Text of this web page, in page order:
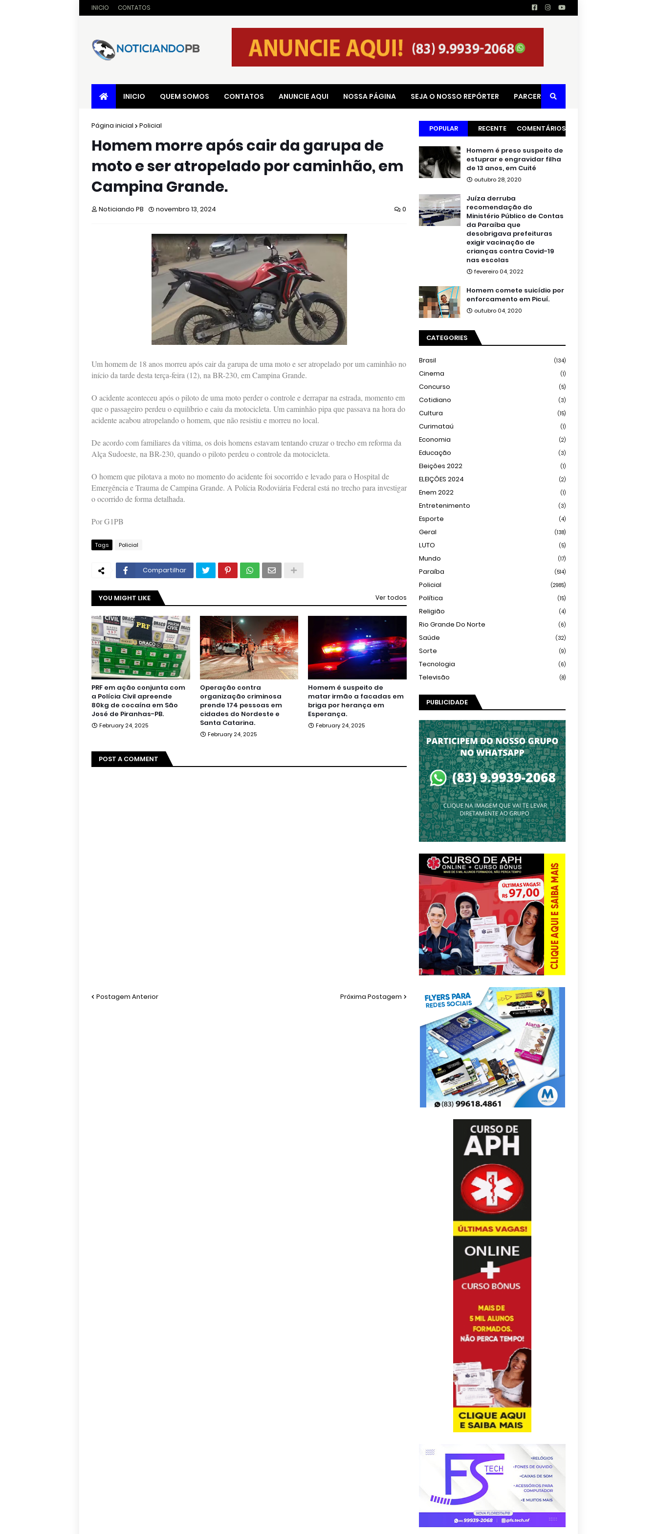
INICIO CONTATOS
INICIO QUEM SOMOS CONTATOS ANUNCIE AQUI NOSSA PÁGINA SEJA O NOSSO REPÓRTER PARCERIAS
Página inicial Policial
Homem morre após cair da garupa de
moto e ser atropelado por caminhão, em
Campina Grande.
Noticiando PB novembro 13, 2024 0
Um homem de 18 anos morreu após cair da garupa de uma moto e ser atropelado por um caminhão no
início da tarde desta terça-feira (12), na BR-230, em Campina Grande.
O acidente aconteceu após o piloto de uma moto perder o controle e derrapar na estrada, momento em
que o passageiro perdeu o equilíbrio e caiu da motocicleta. Um caminhão pipa que passava na hora do
acidente acabou atropelando o homem, que não resistiu e morreu no local.
De acordo com familiares da vítima, os dois homens estavam tentando cruzar o trecho em reforma da
Alça Sudoeste, na BR-230, quando o piloto perdeu o controle da motocicleta.
O homem que pilotava a moto no momento do acidente foi socorrido e levado para o Hospital de
Emergência e Trauma de Campina Grande. A Polícia Rodoviária Federal está no trecho para investigar
o ocorrido de forma detalhada.
Por G1PB
Tags Policial
Compartilhar
YOU MIGHT LIKE Ver todos
PRF em ação conjunta com
a Polícia Civil apreende
80kg de cocaína em São
José de Piranhas-PB.
February 24, 2025
Operação contra
organização criminosa
prende 174 pessoas em
cidades do Nordeste e
Santa Catarina.
February 24, 2025
Homem é suspeito de
matar irmão a facadas em
briga por herança em
Esperança.
February 24, 2025
POST A COMMENT
Postagem Anterior Próxima Postagem
POPULAR RECENTE COMENTÁRIOS
Homem é preso suspeito de
estuprar e engravidar filha
de 13 anos, em Cuité
outubro 28, 2020
Juíza derruba
recomendação do
Ministério Público de Contas
da Paraíba que
desobrigava prefeituras
exigir vacinação de
crianças contra Covid-19
nas escolas
fevereiro 04, 2022
Homem comete suicídio por
enforcamento em Picuí.
outubro 04, 2020
CATEGORIES
Brasil (134)
Cinema (1)
Concurso (5)
Cotidiano (3)
Cultura (15)
Curimataú (1)
Economia (2)
Educação (3)
Eleições 2022 (1)
ELEIÇÕES 2024 (2)
Enem 2022 (1)
Entretenimento (3)
Esporte (4)
Geral (138)
LUTO (5)
Mundo (17)
Paraíba (514)
Policial (2985)
Política (15)
Religião (4)
Rio Grande Do Norte (6)
Saúde (32)
Sorte (9)
Tecnologia (6)
Televisão (8)
PUBLICIDADE